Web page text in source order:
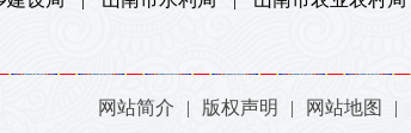
网站简介 | 版权声明 | 网站地图 |